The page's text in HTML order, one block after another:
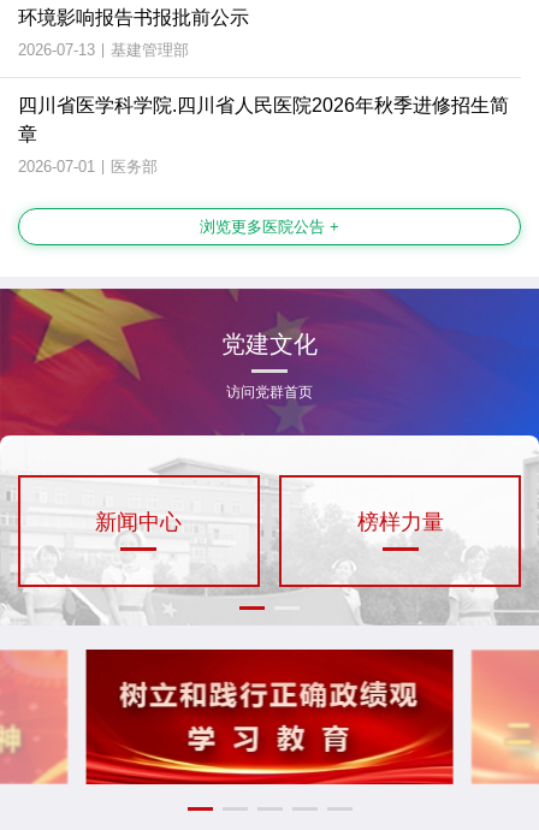
环境影响报告书报批前公示
2026-07-13 | 基建管理部
四川省医学科学院.四川省人民医院2026年秋季进修招生简
章
2026-07-01 | 医务部
浏览更多医院公告 +
党建文化
访问党群首页
新闻中心 榜样力量